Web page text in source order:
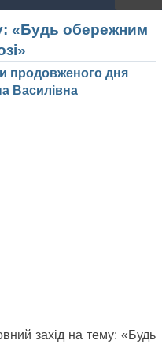
«Будь обережним
продовженого дня
Василівна
захід на тему: «Будь